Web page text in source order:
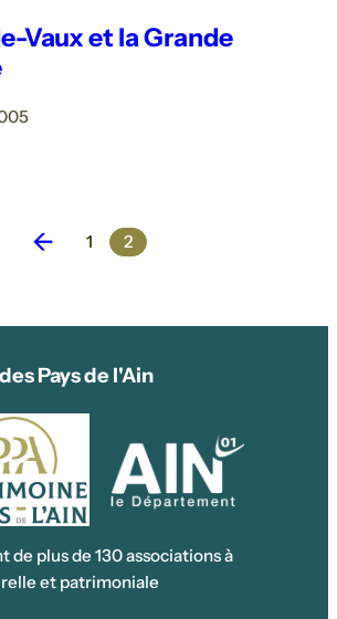
Vaux et la Grande
← 1 2
Pays de l'Ain
de plus de 130 associations à
et patrimoniale